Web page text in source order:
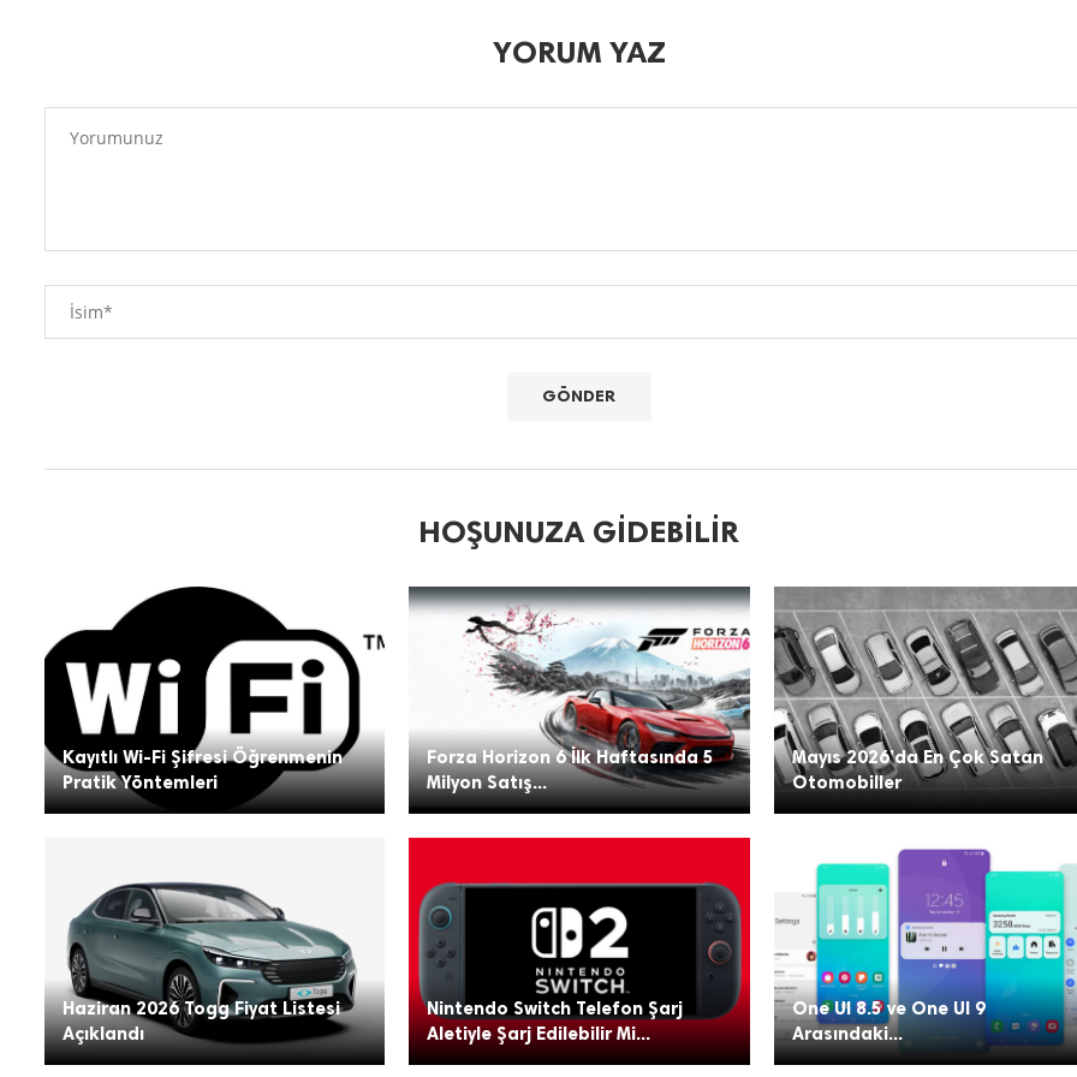
YORUM YAZ
HOŞUNUZA GIDEBILIR
Kayıtlı Wi-Fi Şifresi Öğrenmenin
Pratik Yöntemleri
Forza Horizon 6 İlk Haftasında 5
Milyon Satış...
Mayıs 2026’da En Çok Satan
Otomobiller
Haziran 2026 Togg Fiyat Listesi
Açıklandı
Nintendo Switch Telefon Şarj
Aletiyle Şarj Edilebilir Mi...
One UI 8.5 ve One UI 9
Arasındaki...